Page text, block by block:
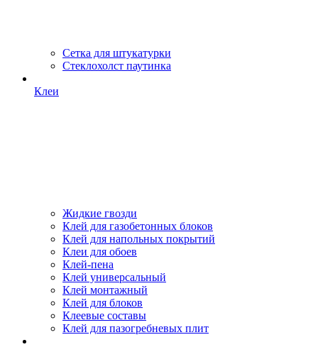
Сетка для штукатурки
Стеклохолст паутинка
Клеи
Жидкие гвозди
Клей для газобетонных блоков
Клей для напольных покрытий
Клеи для обоев
Клей-пена
Клей универсальный
Клей монтажный
Клей для блоков
Клеевые составы
Клей для пазогребневых плит